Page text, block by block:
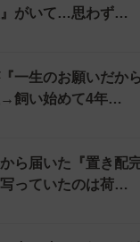
』がいて…思わず…
一生のお願いだか
→飼い始めて4年…
ら届いた『置き配
っていたのは荷…